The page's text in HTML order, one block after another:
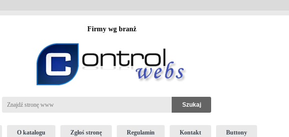
Firmy wg branż
O katalogu Zgłoś stronę Regulamin Kontakt Buttony